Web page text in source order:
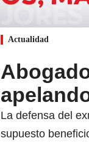
Actualidad
La defensa del
supuesto